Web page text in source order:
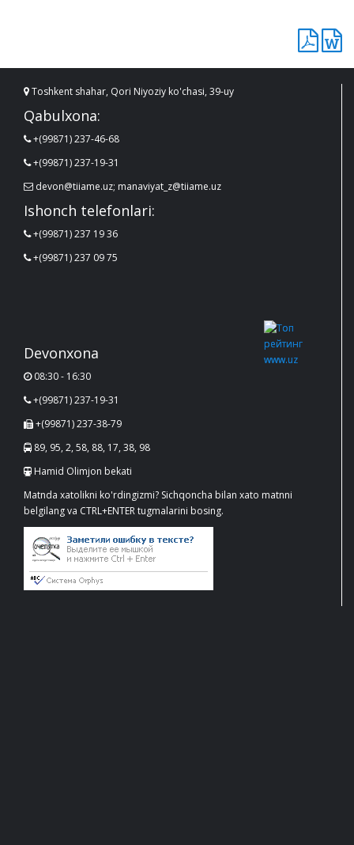
Toshkent shahar, Qori Niyoziy ko'chasi, 39-uy
Qabulxona:
+(99871) 237-46-68
+(99871) 237-19-31
devon@tiiame.uz; manaviyat_z@tiiame.uz
Ishonch telefonlari:
+(99871) 237 19 36
+(99871) 237 09 75
Devonxona
08:30 - 16:30
+(99871) 237-19-31
+(99871) 237-38-79
89, 95, 2, 58, 88, 17, 38, 98
Hamid Olimjon bekati
Matnda xatolikni ko'rdingizmi? Sichqoncha bilan xato matnni
belgilang va CTRL+ENTER tugmalarini bosing.